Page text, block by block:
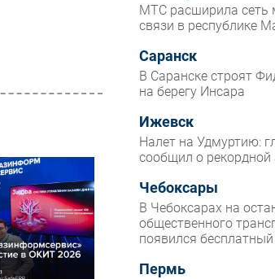
МТС расширила сеть
связи в республике
Саранск
В Саранске строят
на берегу Инсара
Ижевск
Налет на Удмуртию:
сообщил о
Чебоксары
В Чебоксарах на
общественного
появился бесплатный
Пермь